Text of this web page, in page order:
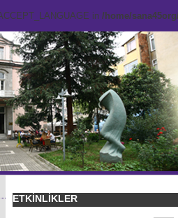
in /home/
ETKİNLİKLER